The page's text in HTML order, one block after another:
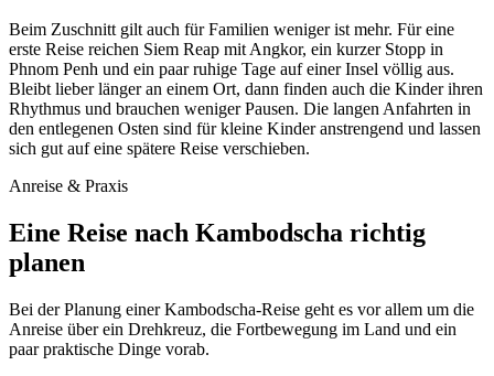
Beim Zuschnitt gilt auch für Familien weniger ist mehr. Für eine
erste Reise reichen Siem Reap mit Angkor, ein kurzer Stopp in
Phnom Penh und ein paar ruhige Tage auf einer Insel völlig aus.
Bleibt lieber länger an einem Ort, dann finden auch die Kinder ihren
Rhythmus und brauchen weniger Pausen. Die langen Anfahrten in
den entlegenen Osten sind für kleine Kinder anstrengend und lassen
sich gut auf eine spätere Reise verschieben.
Anreise & Praxis
Eine Reise nach Kambodscha richtig
planen
Bei der Planung einer Kambodscha-Reise geht es vor allem um die
Anreise über ein Drehkreuz, die Fortbewegung im Land und ein
paar praktische Dinge vorab.